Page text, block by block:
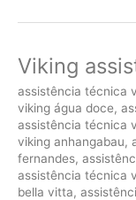
Viking
assistência técnica
viking água doce,
assistência técnica
viking anhangabau,
fernandes,
assistência técnica
bella vitta,